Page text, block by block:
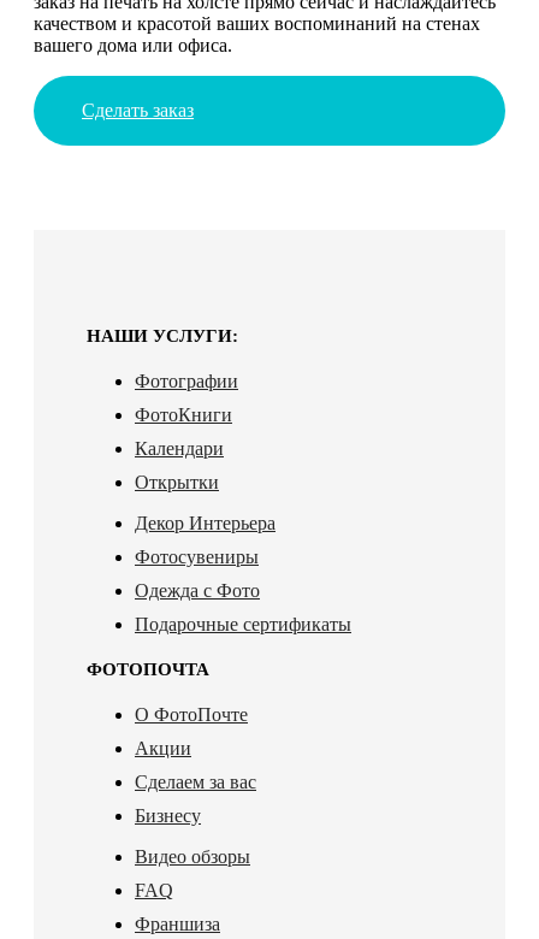
качеством и красотой ваших воспоминаний на стенах
вашего дома или офиса.
Сделать заказ
НАШИ УСЛУГИ:
Фотографии
ФотоКниги
Календари
Открытки
Декор Интерьера
Фотосувениры
Одежда с Фото
Подарочные сертификаты
ФОТОПОЧТА
О ФотоПочте
Акции
Сделаем за вас
Бизнесу
Видео обзоры
FAQ
Франшиза